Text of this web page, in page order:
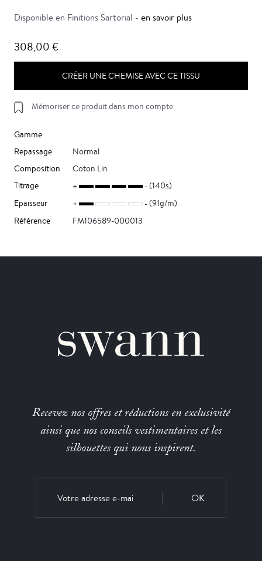
Disponible en Finitions Sartorial - en savoir plus
308,00 €
CRÉER UNE CHEMISE AVEC CE TISSU
Mémoriser ce produit dans mon compte
Gamme
Repassage
Normal
Composition
Coton Lin
Titrage
(140s)
Epaisseur
(91g/m)
Référence
FM106589-000013
Recevez nos offres et réductions en exclusivité
ainsi que nos conseils vestimentaires et les
silhouettes qui nous inspirent.
OK